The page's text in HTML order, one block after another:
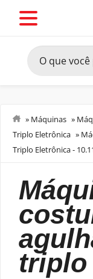
» Máquinas »
Triplo Eletrônica »
Triplo Eletrônica -
máquina de
triplo